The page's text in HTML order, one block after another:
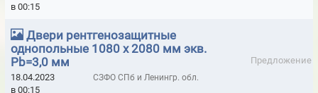
МАТЕРИАЛЫ КРОВЕЛЬНЫЕ ЭЛАСТОМЕРИК
МАТЫ КРЕМНЕЗЕМНЫЕ ИГЛОПРОБИВНЫЕ ТЕПЛОИЗОЛЯЦИОННЫЕ
SUPERSILKA (КРЕМНЕЗЕМНЫЙ МАТ БЕЗ ПРОШИВКИ НИТЬЮ)
в 00:15
Двери рентгенозащитные
однопольные 1080 х 2080 мм экв.
Pb=3,0 мм
Предложение
18.04.2023
в 00:15
СЗФО СПб и Ленингр. обл.